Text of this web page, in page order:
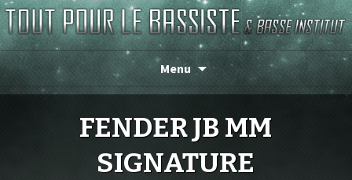
TOUT POUR LE BASSISTE
de basse depuis 1986 !
Menu
FENDER JB MM
SIGNATURE